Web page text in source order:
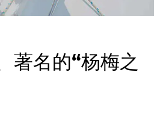
著名的“杨梅之